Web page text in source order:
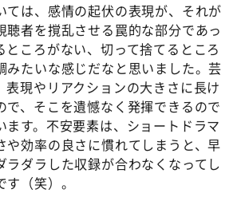
ては、感情の起伏の表現が、それが
聴者を撹乱させる罠的な部分であっ
ところがない、切って捨てるところ
みたいな感じだなと思いました。芸
表現やリアクションの大きさに長け
で、そこを遺憾なく発揮できるので
ます。不安要素は、ショートドラマ
や効率の良さに慣れてしまうと、早
ラダラした収録が合わなくなってし
（笑）。